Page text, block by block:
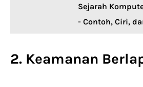
Sejarah
- Contoh, Ciri,
2. Keamanan